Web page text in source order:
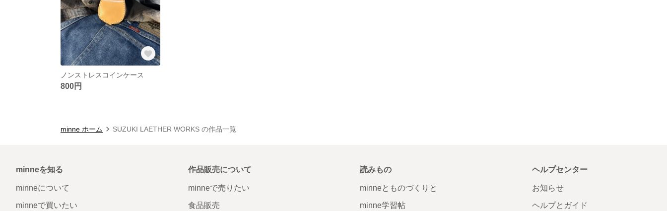
ノンストレスコインケース
800円
minne ホーム SUZUKI LAETHER WORKS の作品一覧
minneを知る
minneについて
minneで買いたい
作品販売について
minneで売りたい
食品販売
読みもの
minneとものづくりと
minne学習帖
ヘルプセンター
お知らせ
ヘルプとガイド